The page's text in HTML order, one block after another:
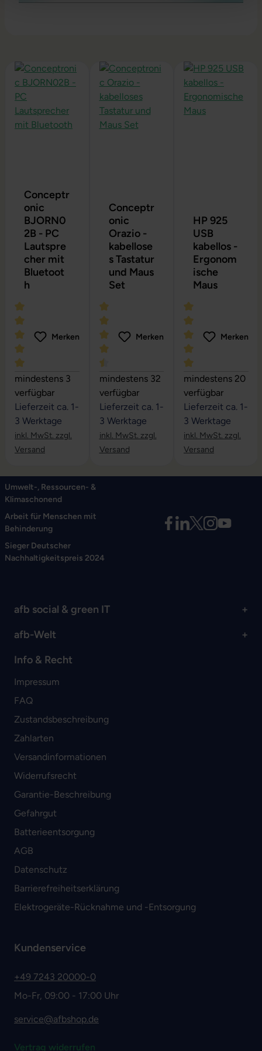
Produktgalerie überspringen
Conceptr
onic
BJORN0
2B - PC
Lautspre
cher mit
Bluetoot
h
Durchschnittliche Bewertung von 5 von 5 Sternen
Merken
mindestens 3
verfügbar
Lieferzeit ca. 1-
3 Werktage
inkl. MwSt. zzgl.
Versand
Conceptr
onic
Orazio -
kabellose
s Tastatur
und Maus
Set
Durchschnittliche Bewertung von 4.6
Merken
mindestens 32
verfügbar
Lieferzeit ca. 1-
3 Werktage
inkl. MwSt. zzgl.
Versand
HP 925
USB
kabellos -
Ergonom
ische
Maus
Durchschnittliche
Merken
mindestens 20
verfügbar
Lieferzeit ca. 1-
3 Werktage
inkl. MwSt. zzgl.
Versand
Umwelt-, Ressourcen- &
Klimaschonend
Arbeit für Menschen mit
Behinderung
Sieger Deutscher
Nachhaltigkeitspreis 2024
afb social & green IT
afb-Welt
Info & Recht
Impressum
FAQ
Zustandsbeschreibung
Zahlarten
Versandinformationen
Widerrufsrecht
Garantie-Beschreibung
Gefahrgut
Batterieentsorgung
AGB
Datenschutz
Barrierefreiheitserklärung
Elektrogeräte-Rücknahme und -Entsorgung
Kundenservice
+49 7243 20000-0
Mo-Fr, 09:00 - 17:00 Uhr
service@afbshop.de
Vertrag widerrufen